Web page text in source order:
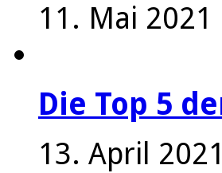
11. Mai 2021
Die Top 5
13. April 2021